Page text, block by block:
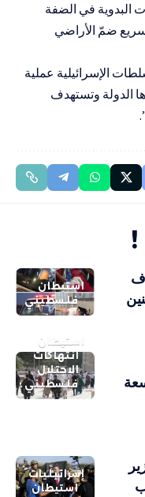
البدوية في الضفة
تسريع ضمّ الأراضي
الإسرائيلية عملية
الدولة وتستهدف
استيطان
فلسطيني
استيطان
انتهاكات
الاحتلال
فلسطيني
إسرائيليات
استيطان